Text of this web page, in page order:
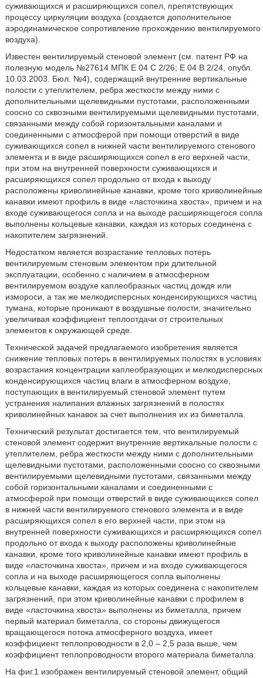
суживающихся и расширяющихся сопел, препятствующих
процессу циркуляции воздуха (создается дополнительное
аэродинамическое сопротивление прохождению вентилируемого
воздуха).
Известен вентилируемый стеновой элемент (см. патент РФ на
полезную модель №27614 МПК E 04 С 2/26; E 04 B 2/24, опубл.
10.03.2003. Бюл. №4), содержащий внутренние вертикальные
полости с утеплителем, ребра жесткости между ними с
дополнительными щелевидными пустотами, расположенными
соосно со сквозными вентилируемыми щелевидными пустотами,
связанными между собой горизонтальными каналами и
соединенными с атмосферой при помощи отверстий в виде
суживающихся сопел в нижней части вентилируемого стенового
элемента и в виде расширяющихся сопел в его верхней части,
при этом на внутренней поверхности суживающихся и
расширяющихся сопел продольно от входа к выходу
расположены криволинейные канавки, кроме того криволинейные
канавки имеют профиль в виде «ласточкина хвоста», причем и на
входе суживающегося сопла и на выходе расширяющегося сопла
выполнены кольцевые канавки, каждая из которых соединена с
накопителем загрязнений.
Недостатком является возрастание тепловых потерь
вентилируемым стеновым элементом при длительной
эксплуатации, особенно с наличием в атмосферном
вентилируемом воздухе каплеобразных частиц дождя или
измороси, а так же мелкодисперсных конденсирующихся частиц
тумана, которые проникают в воздушные полости, значительно
увеличивая коэффициент теплоотдачи от строительных
элементов к окружающей среде.
Технической задачей предлагаемого изобретения является
снижение тепловых потерь в вентилируемых полостях в условиях
возрастания концентрации каплеобразующих и мелкодисперсных
конденсирующихся частиц влаги в атмосферном воздухе,
поступающих в вентилируемый стеновой элемент путем
устранения налипания влажных загрязнений в полостях
криволинейных канавок за счет выполнения их из биметалла.
Технический результат достигается тем, что вентилируемый
стеновой элемент содержит внутренние вертикальные полости с
утеплителем, ребра жесткости между ними с дополнительными
щелевидными пустотами, расположенными соосно со сквозными
вентилируемыми щелевидными пустотами, связанными между
собой горизонтальными каналами и соединенными с
атмосферой при помощи отверстий в виде суживающихся сопел
в нижней части вентилируемого стенового элемента и в виде
расширяющихся сопел в его верхней части, при этом на
внутренней поверхности суживающихся и расширяющихся сопел
продольно от входа к выходу расположены криволинейные
канавки, кроме того криволинейные канавки имеют профиль в
виде «ласточкина хвоста», причем и на входе суживающегося
сопла и на выходе расширяющегося сопла выполнены
кольцевые канавки, каждая из которых соединена с накопителем
загрязнений, при этом криволинейные канавки с профилем в
виде «ласточкина хвоста» выполнены из биметалла, причем
первый материал биметалла, со стороны движущегося
вращающегося потока атмосферного воздуха, имеет
коэффициент теплопроводности в 2,0 – 2,5 раза выше, чем
коэффициент теплопроводности второго материала биметалла.
На фиг.1 изображен вентилируемый стеновой элемент, общий